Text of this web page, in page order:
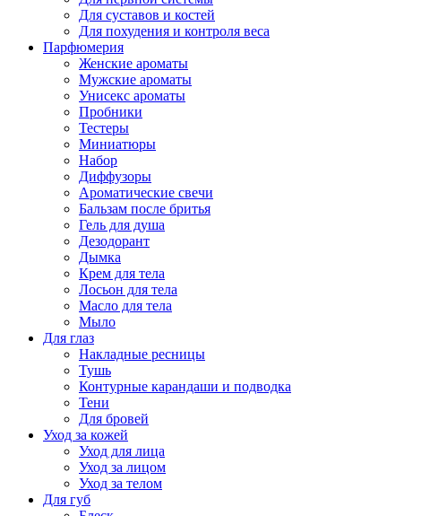
Для суставов и костей
Для похудения и контроля веса
Парфюмерия
Женские ароматы
Мужские ароматы
Унисекс ароматы
Пробники
Тестеры
Миниатюры
Набор
Диффузоры
Ароматические свечи
Бальзам после бритья
Гель для душа
Дезодорант
Дымка
Крем для тела
Лосьон для тела
Масло для тела
Мыло
Для глаз
Накладные ресницы
Тушь
Контурные карандаши и подводка
Тени
Для бровей
Уход за кожей
Уход для лица
Уход за лицом
Уход за телом
Для губ